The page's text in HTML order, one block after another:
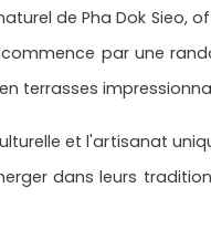
de Pha Dok
par une
terrasses
et l'artisanat
dans leurs